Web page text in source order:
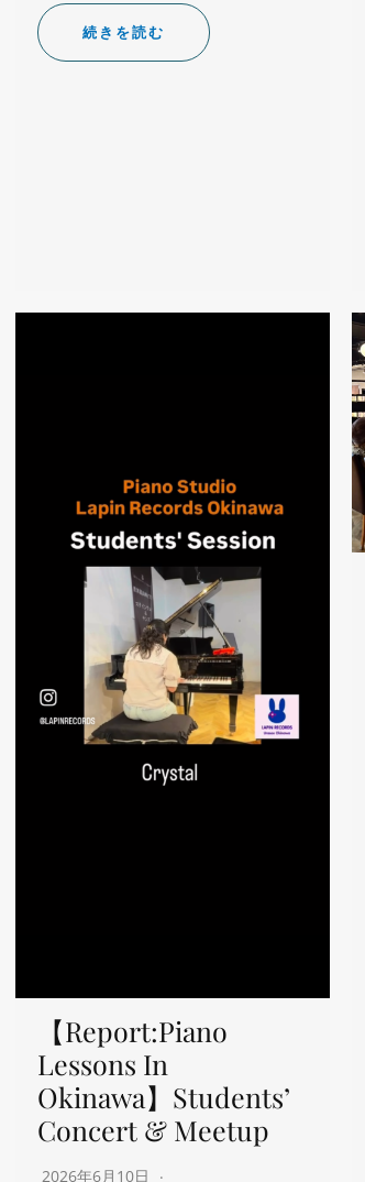
続きを読む
【Report:Piano
Lessons In
Okinawa】Students’
Concert & Meetup
2026年6月10日